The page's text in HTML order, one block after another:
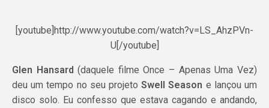
[youtube]http://www.youtube.com/watch?v=LS_AhzPVn-
U[/youtube]
Glen Hansard (daquele filme Once – Apenas Uma Vez)
deu um tempo no seu projetoSwell Season e lançou um
disco solo. Eu confesso que estava cagando e andando,